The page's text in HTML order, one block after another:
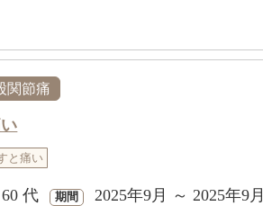
関節痛
と痛い
60 代 期間 2025年9月 ～ 2025年9月